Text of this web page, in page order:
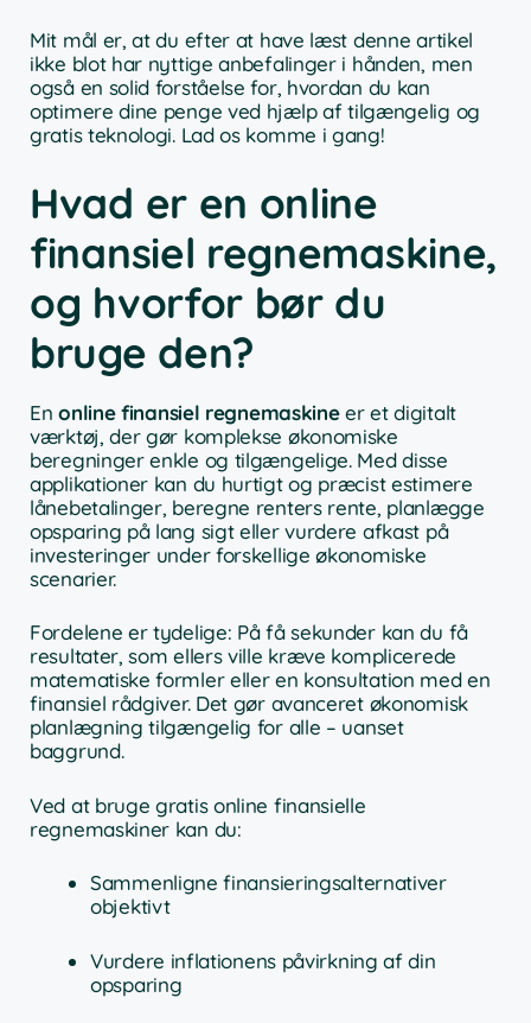
Mit mål er, at du efter at have læst denne artikel
ikke blot har nyttige anbefalinger i hånden, men
også en solid forståelse for, hvordan du kan
optimere dine penge ved hjælp af tilgængelig og
gratis teknologi. Lad os komme i gang!
Hvad er en online
finansiel regnemaskine,
og hvorfor bør du
bruge den?
Enonline finansiel regnemaskineer et digitalt
værktøj, der gør komplekse økonomiske
beregninger enkle og tilgængelige. Med disse
applikationer kan du hurtigt og præcist estimere
lånebetalinger, beregne renters rente, planlægge
opsparing på lang sigt eller vurdere afkast på
investeringer under forskellige økonomiske
scenarier.
Fordelene er tydelige: På få sekunder kan du få
resultater, som ellers ville kræve komplicerede
matematiske formler eller en konsultation med en
finansiel rådgiver. Det gør avanceret økonomisk
planlægning tilgængelig for alle – uanset
baggrund.
Ved at bruge gratis online finansielle
regnemaskiner kan du:
Sammenligne finansieringsalternativer
objektivt
Vurdere inflationens påvirkning af din
opsparing